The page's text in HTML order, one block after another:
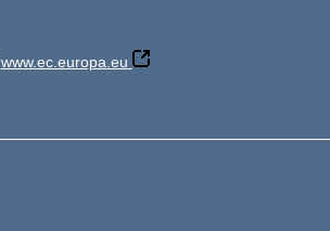
www.ec.europa.eu